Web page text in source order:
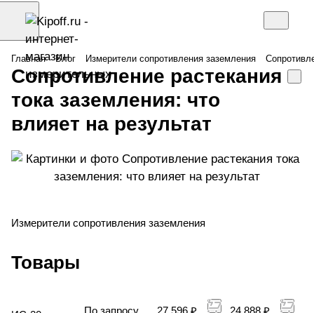
Главная Блог Измерители сопротивления заземления
Сопротивление растекания
тока заземления: что
влияет на результат
Измерители сопротивления заземления
Товары
По запросу
27 596 ₽
24 888 ₽